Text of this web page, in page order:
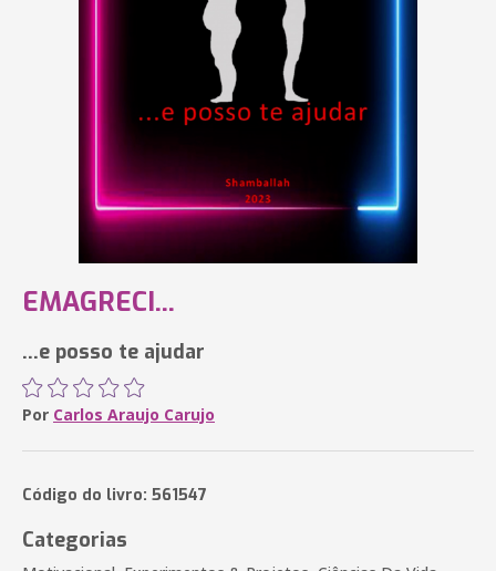
EMAGRECI...
...e posso te ajudar
Por Carlos Araujo Carujo
Código do livro: 561547
Categorias